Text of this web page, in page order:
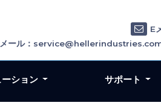
E
ール：
ション サポート